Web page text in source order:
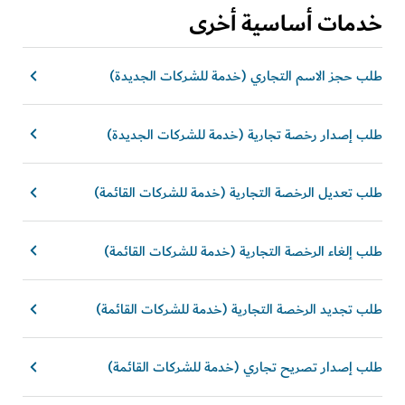
خدمات أساسية أخرى
طلب حجز الاسم التجاري (خدمة للشركات الجديدة)
طلب إصدار رخصة تجارية (خدمة للشركات الجديدة)
طلب تعديل الرخصة التجارية (خدمة للشركات القائمة)
طلب إلغاء الرخصة التجارية (خدمة للشركات القائمة)
طلب تجديد الرخصة التجارية (خدمة للشركات القائمة)
طلب إصدار تصريح تجاري (خدمة للشركات القائمة)